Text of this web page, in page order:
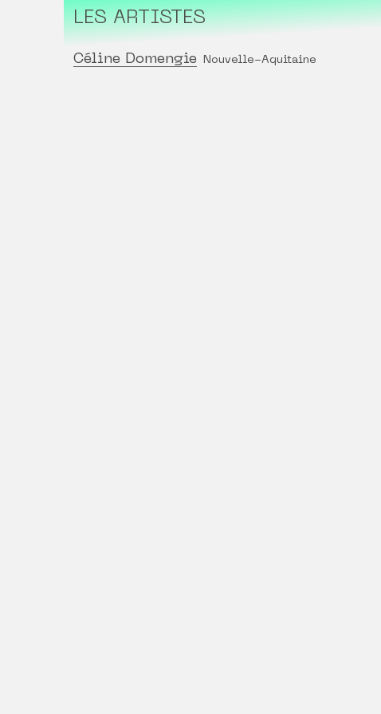
LES ARTISTES
Céline Domengie Nouvelle-Aquitaine